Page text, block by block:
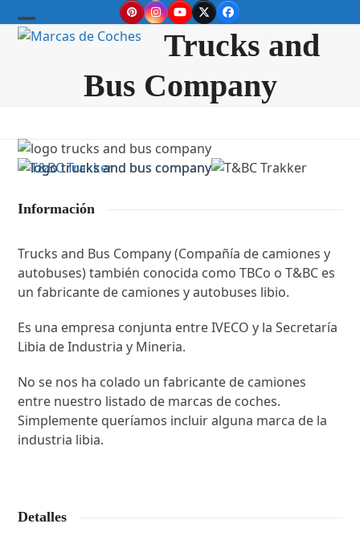
to
PinterestInstagram
YouTube
TwitterFacebook
Open
Close
Trucks and
Bus Company
Información
Trucks and Bus Company (Compañía de camiones y
autobuses) también conocida como TBCo o T&BC es
un fabricante de camiones y autobuses libio.
Es una empresa conjunta entre IVECO y la Secretaría
Libia de Industria y Mineria.
No se nos ha colado un fabricante de camiones
entre nuestro listado de marcas de coches.
Simplemente queríamos incluir alguna marca de la
industria libia.
Detalles